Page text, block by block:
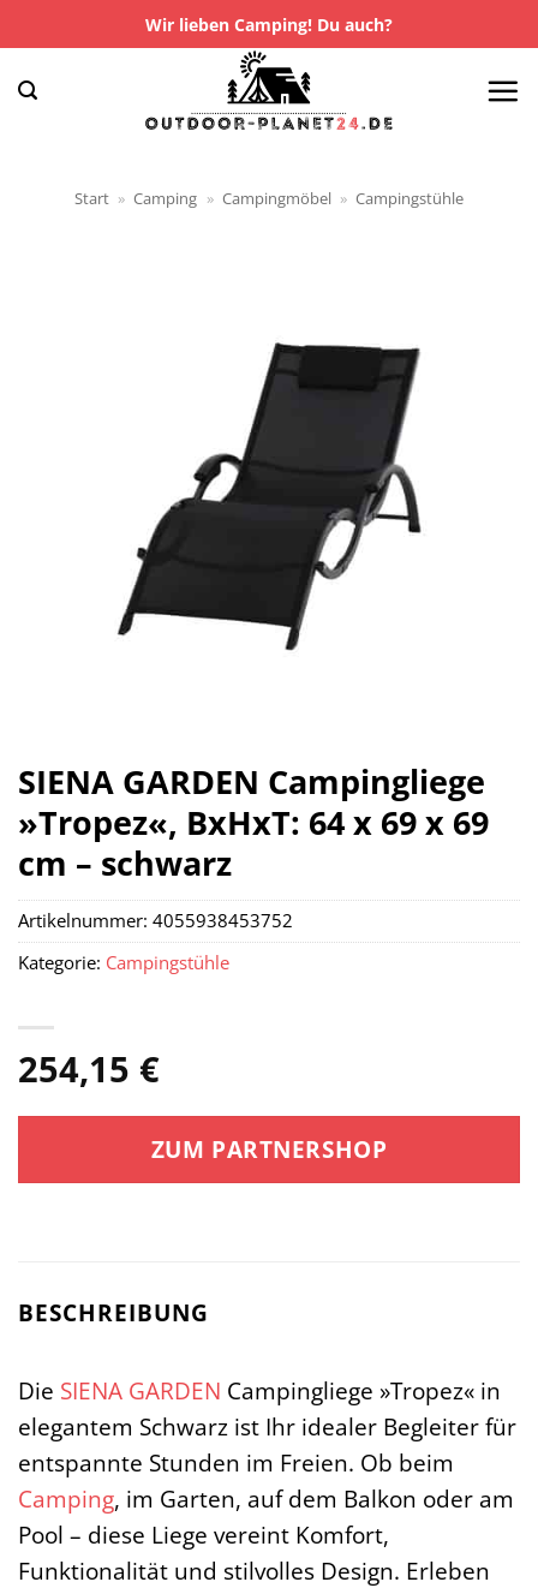
Inhalt
springen
Wir lieben Camping! Du auch?
Start » Camping » Campingmöbel » Campingstühle
SIENA GARDEN Campingliege
»Tropez«, BxHxT: 64 x 69 x 69
cm – schwarz
254,15 €
ZUM PARTNERSHOP
Artikelnummer: 4055938453752
Kategorie: Campingstühle
BESCHREIBUNG
Die SIENA GARDEN Campingliege »Tropez« in
elegantem Schwarz ist Ihr idealer Begleiter für
entspannte Stunden im Freien. Ob beim
Camping, im Garten, auf dem Balkon oder am
Pool – diese Liege vereint Komfort,
Funktionalität und stilvolles Design. Erleben